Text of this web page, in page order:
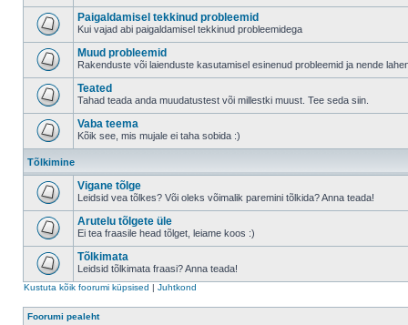
Paigaldamisel tekkinud probleemid
Kui vajad abi paigaldamisel tekkinud probleemidega
Muud probleemid
Rakenduste või laienduste kasutamisel esinenud probleemid ja nende
Teated
Tahad teada anda muudatustest või millestki muust. Tee seda siin.
Vaba teema
Kõik see, mis mujale ei taha sobida :)
Tõlkimine
Vigane tõlge
Leidsid vea tõlkes? Või oleks võimalik paremini tõlkida? Anna teada!
Arutelu tõlgete üle
Ei tea fraasile head tõlget, leiame koos :)
Tõlkimata
Leidsid tõlkimata fraasi? Anna teada!
Kustuta kõik foorumi küpsised | Juhtkond
Foorumi pealeht